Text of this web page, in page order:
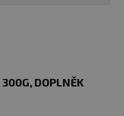
DOPLNĚK